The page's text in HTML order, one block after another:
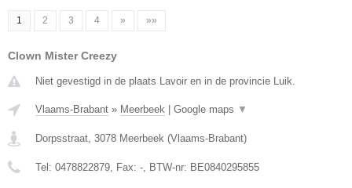
1 2 3 4 » »»
Clown Mister Creezy
Niet gevestigd in de plaats Lavoir en in de provincie Luik.
Vlaams-Brabant » Meerbeek Google maps ▼
Dorpsstraat, 3078 Meerbeek (Vlaams-Brabant)
Tel: 0478822879, Fax: -, BTW-nr: BE0840295855